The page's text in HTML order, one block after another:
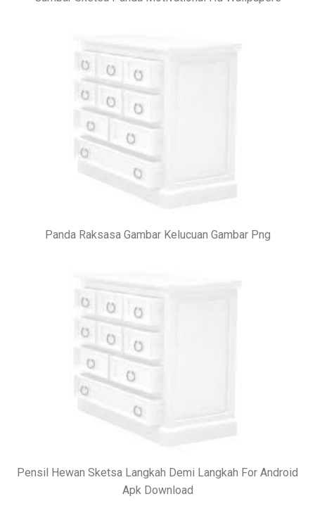
Panda Raksasa Gambar Kelucuan Gambar Png
Pensil Hewan Sketsa Langkah Demi Langkah For Android
Apk Download